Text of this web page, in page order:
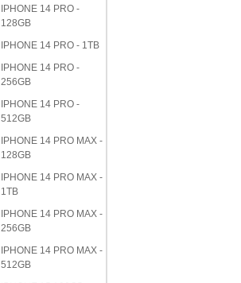
IPHONE 14 PRO -
128GB
IPHONE 14 PRO - 1TB
IPHONE 14 PRO -
256GB
IPHONE 14 PRO -
512GB
IPHONE 14 PRO MAX -
128GB
IPHONE 14 PRO MAX -
1TB
IPHONE 14 PRO MAX -
256GB
IPHONE 14 PRO MAX -
512GB